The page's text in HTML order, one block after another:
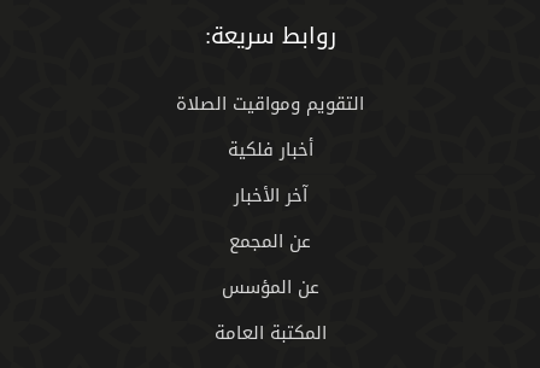
روابط سريعة:
التقويم ومواقيت الصلاة
أخبار فلكية
آخر الأخبار
عن المجمع
عن المؤسس
المكتبة العامة